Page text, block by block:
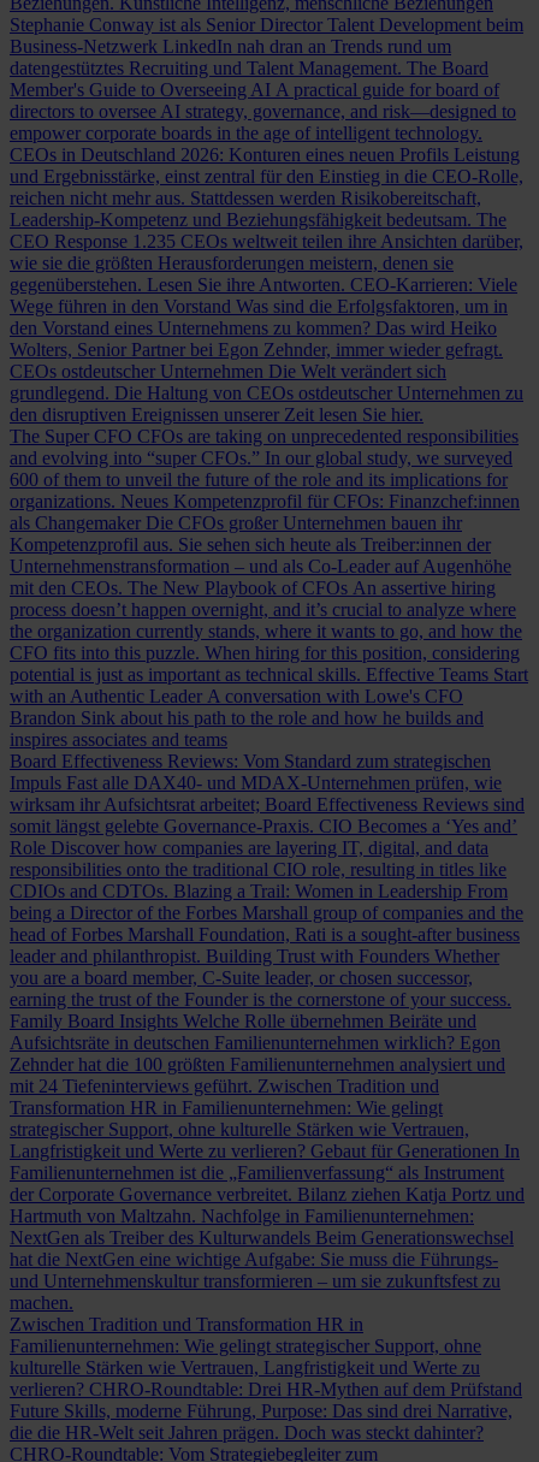
Stephanie Conway ist als Senior Director Talent Development beim
Business-Netzwerk LinkedIn nah dran an Trends rund um
datengestütztes Recruiting und Talent Management. The Board
Member's Guide to Overseeing AI A practical guide for board of
directors to oversee AI strategy, governance, and risk—designed to
empower corporate boards in the age of intelligent technology.
CEOs in Deutschland 2026: Konturen eines neuen Profils Leistung
und Ergebnisstärke, einst zentral für den Einstieg in die CEO-Rolle,
reichen nicht mehr aus. Stattdessen werden Risikobereitschaft,
Leadership-Kompetenz und Beziehungsfähigkeit bedeutsam. The
CEO Response 1.235 CEOs weltweit teilen ihre Ansichten darüber,
wie sie die größten Herausforderungen meistern, denen sie
gegenüberstehen. Lesen Sie ihre Antworten. CEO-Karrieren: Viele
Wege führen in den Vorstand Was sind die Erfolgsfaktoren, um in
den Vorstand eines Unternehmens zu kommen? Das wird Heiko
Wolters, Senior Partner bei Egon Zehnder, immer wieder gefragt.
CEOs ostdeutscher Unternehmen Die Welt verändert sich
grundlegend. Die Haltung von CEOs ostdeutscher Unternehmen zu
den disruptiven Ereignissen unserer Zeit lesen Sie hier.
The Super CFO CFOs are taking on unprecedented responsibilities
and evolving into “super CFOs.” In our global study, we surveyed
600 of them to unveil the future of the role and its implications for
organizations. Neues Kompetenzprofil für CFOs: Finanzchef:innen
als Changemaker Die CFOs großer Unternehmen bauen ihr
Kompetenzprofil aus. Sie sehen sich heute als Treiber:innen der
Unternehmenstransformation – und als Co-Leader auf Augenhöhe
mit den CEOs. The New Playbook of CFOs An assertive hiring
process doesn’t happen overnight, and it’s crucial to analyze where
the organization currently stands, where it wants to go, and how the
CFO fits into this puzzle. When hiring for this position, considering
potential is just as important as technical skills. Effective Teams Start
with an Authentic Leader A conversation with Lowe's CFO
Brandon Sink about his path to the role and how he builds and
inspires associates and teams
Board Effectiveness Reviews: Vom Standard zum strategischen
Impuls Fast alle DAX40- und MDAX-Unternehmen prüfen, wie
wirksam ihr Aufsichtsrat arbeitet; Board Effectiveness Reviews sind
somit längst gelebte Governance-Praxis. CIO Becomes a ‘Yes and’
Role Discover how companies are layering IT, digital, and data
responsibilities onto the traditional CIO role, resulting in titles like
CDIOs and CDTOs. Blazing a Trail: Women in Leadership From
being a Director of the Forbes Marshall group of companies and the
head of Forbes Marshall Foundation, Rati is a sought-after business
leader and philanthropist. Building Trust with Founders Whether
you are a board member, C-Suite leader, or chosen successor,
earning the trust of the Founder is the cornerstone of your success.
Family Board Insights Welche Rolle übernehmen Beiräte und
Aufsichtsräte in deutschen Familienunternehmen wirklich? Egon
Zehnder hat die 100 größten Familienunternehmen analysiert und
mit 24 Tiefeninterviews geführt. Zwischen Tradition und
Transformation HR in Familienunternehmen: Wie gelingt
strategischer Support, ohne kulturelle Stärken wie Vertrauen,
Langfristigkeit und Werte zu verlieren? Gebaut für Generationen In
Familienunternehmen ist die „Familienverfassung“ als Instrument
der Corporate Governance verbreitet. Bilanz ziehen Katja Portz und
Hartmuth von Maltzahn. Nachfolge in Familienunternehmen:
NextGen als Treiber des Kulturwandels Beim Generationswechsel
hat die NextGen eine wichtige Aufgabe: Sie muss die Führungs-
und Unternehmenskultur transformieren – um sie zukunftsfest zu
machen.
Zwischen Tradition und Transformation HR in
Familienunternehmen: Wie gelingt strategischer Support, ohne
kulturelle Stärken wie Vertrauen, Langfristigkeit und Werte zu
verlieren? CHRO-Roundtable: Drei HR-Mythen auf dem Prüfstand
Future Skills, moderne Führung, Purpose: Das sind drei Narrative,
die die HR-Welt seit Jahren prägen. Doch was steckt dahinter?
CHRO-Roundtable: Vom Strategiebegleiter zum